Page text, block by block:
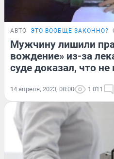
АВТО ЭТО ВООБЩЕ ЗАКОННО?
Мужчину лишили
вождение» из-за
суде доказал, что не
14 апреля, 2023, 08:00 1 011